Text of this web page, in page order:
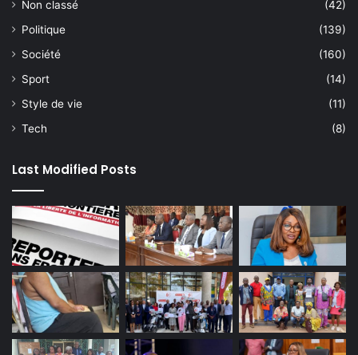
Non classé
(42)
Politique
(139)
Société
(160)
Sport
(14)
Style de vie
(11)
Tech
(8)
Last Modified Posts